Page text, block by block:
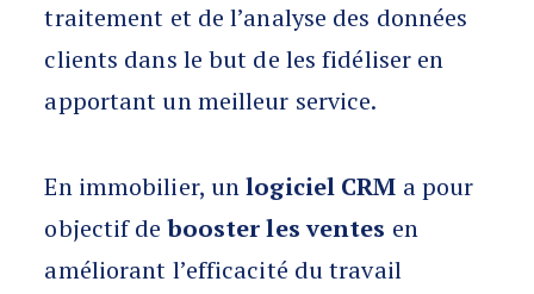
traitement et de l’analyse des données
clients dans le but de les fidéliser en
apportant un meilleur service.
En immobilier, unlogiciel CRM a pour
objectif debooster les ventes en
améliorant l’efficacité du travail